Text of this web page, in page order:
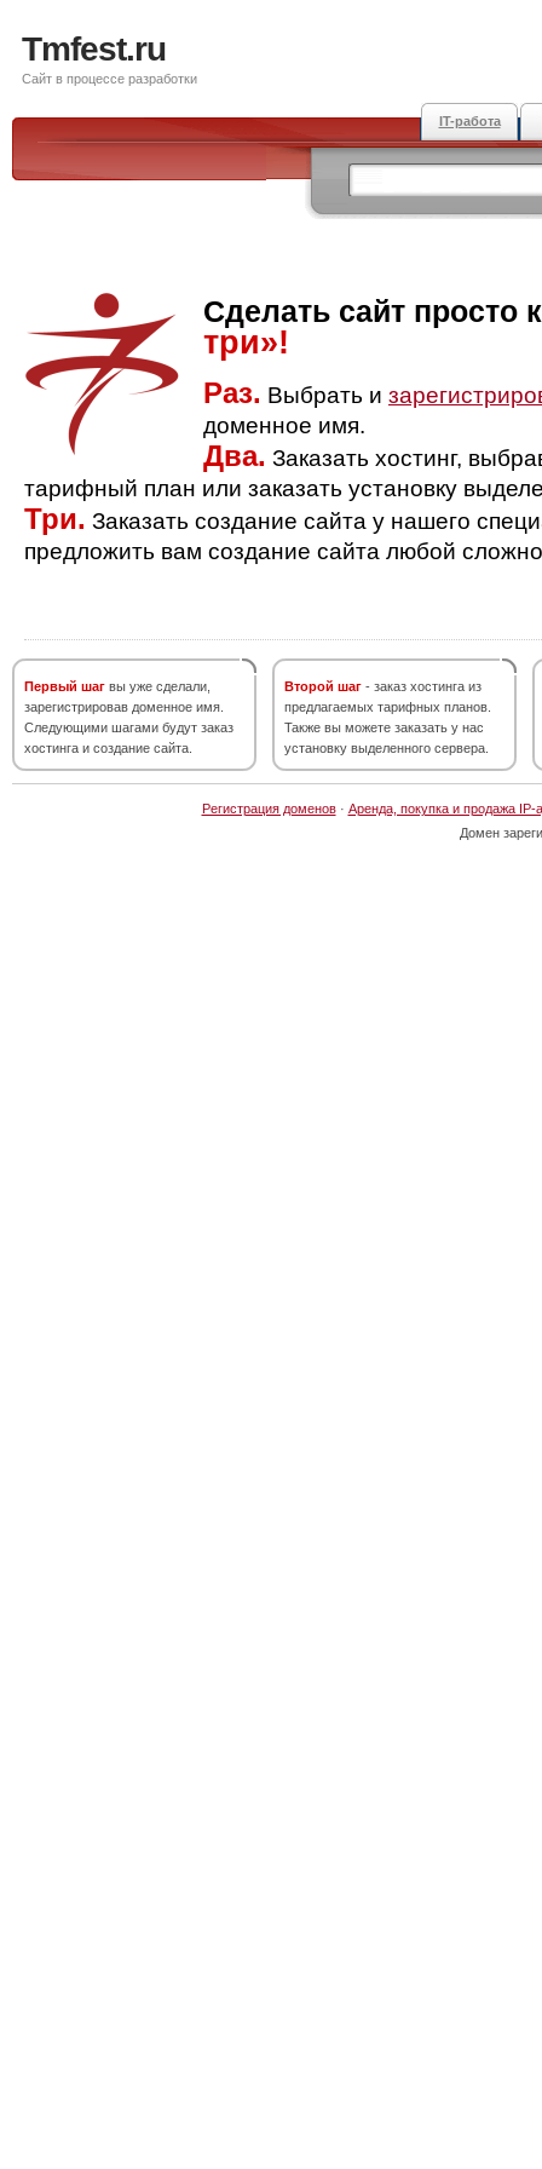
Tmfest.ru
Сайт в процессе разработки
IT-работа
Сделать сайт просто
три»!
Раз. Выбрать и
доменное имя.
Два. Заказать хостинг,
тарифный план или заказать установку
Три. Заказать создание сайта у нашего
предложить вам создание сайта любой
Первый шаг вы уже сделали,
зарегистрировав доменное имя.
Следующими шагами будут заказ
хостинга и создание сайта.
Второй шаг - заказ хостинга из
предлагаемых тарифных планов.
Также вы можете заказать у нас
установку выделенного сервера.
Регистрация доменов· Аренда, покупка и продажа IP-
Домен